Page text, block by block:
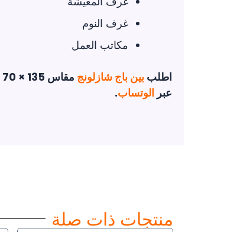
غرف النوم
مكاتب العمل
اطلب بين باج شازلونج
عبر الوتساب.
منتجات ذات صلة